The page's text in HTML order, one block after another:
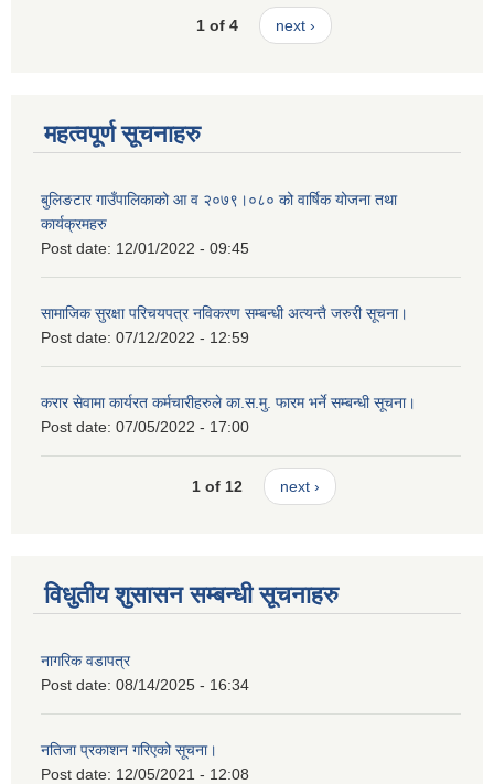
1 of 4 next ›
महत्वपूर्ण सूचनाहरु
बुलिङटार गाउँपालिकाको आ व २०७९।०८० को वार्षिक योजना तथा
कार्यक्रमहरु
Post date: 12/01/2022 - 09:45
सामाजिक सुरक्षा परिचयपत्र नविकरण सम्बन्धी अत्यन्तै जरुरी सूचना।
Post date: 07/12/2022 - 12:59
करार सेवामा कार्यरत कर्मचारीहरुले का.स.मु. फारम भर्ने सम्बन्धी सूचना।
Post date: 07/05/2022 - 17:00
1 of 12 next ›
विधुतीय शुसासन सम्बन्धी सूचनाहरु
नागरिक वडापत्र
Post date: 08/14/2025 - 16:34
नतिजा प्रकाशन गरिएको सूचना।
Post date: 12/05/2021 - 12:08